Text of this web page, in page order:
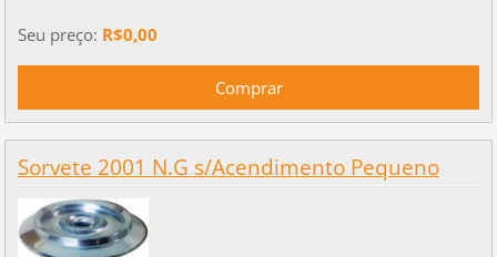
Seu preço: R$0,00
Sorvete 2001 N.G s/Acendimento Pequeno